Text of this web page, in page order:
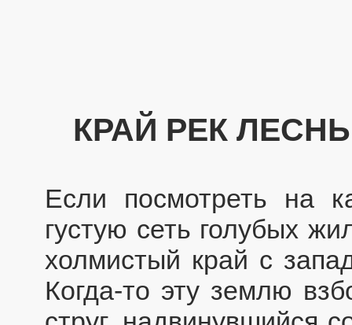
КРАЙ РЕК
Если посмотреть на
густую сеть голубых
холмистый край с
Когда-то эту землю